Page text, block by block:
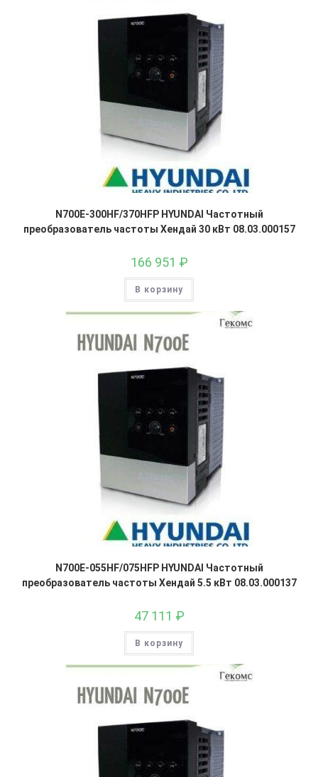
N700E-300HF/370HFP HYUNDAI Частотный
преобразователь частоты Хендай 30 кВт 08.03.000157
166 951 ₽
В корзину
N700E-055HF/075HFP HYUNDAI Частотный
преобразователь частоты Хендай 5.5 кВт 08.03.000137
47 111 ₽
В корзину